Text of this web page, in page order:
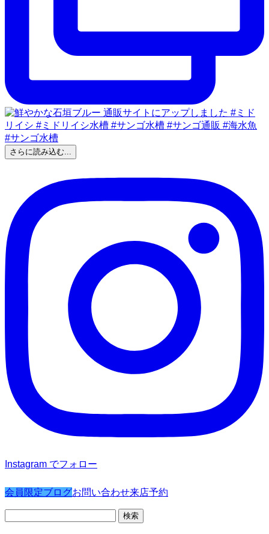
さらに読み込む...
Instagram でフォロー
会員限定ブログお問い合わせ来店予約